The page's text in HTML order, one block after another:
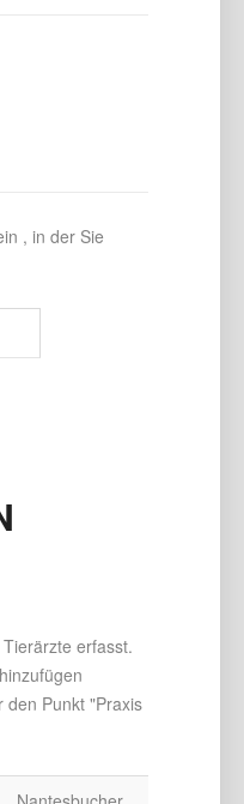
, in der Sie
erfasst.
den Punkt "Praxis